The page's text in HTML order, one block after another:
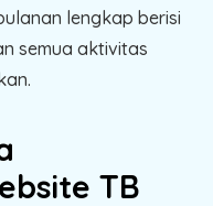
lengkap berisi
semua aktivitas
TB